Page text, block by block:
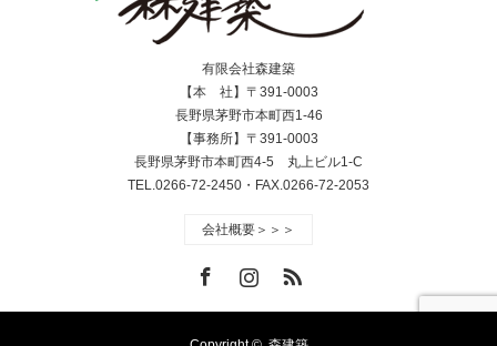
有限会社森建築
【本 社】〒391-0003
長野県茅野市本町西1-46
【事務所】〒391-0003
長野県茅野市本町西4-5 丸上ビル1-C
TEL.0266-72-2450・FAX.0266-72-2053
会社概要＞＞＞